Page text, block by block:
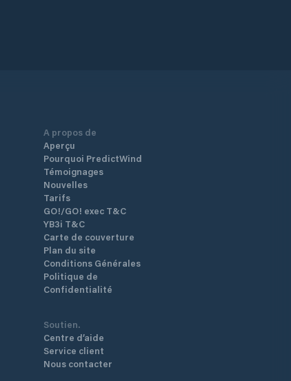
A propos de
Aperçu
Pourquoi PredictWind
Témoignages
Nouvelles
Tarifs
GO!/GO! exec T&C
YB3i T&C
Carte de couverture
Plan du site
Conditions Générales
Politique de
Confidentialité
Soutien.
Centre d’aide
Service client
Nous contacter